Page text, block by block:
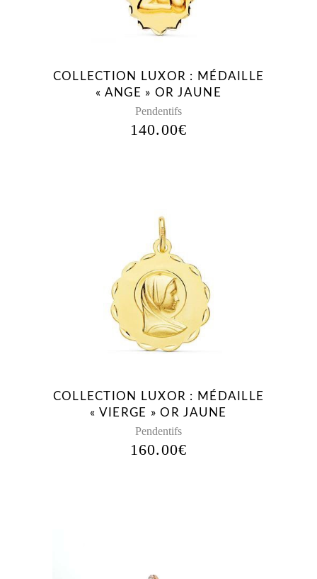
COLLECTION LUXOR : MÉDAILLE
« ANGE » OR JAUNE
Pendentifs
140.00€
COLLECTION LUXOR : MÉDAILLE
« VIERGE » OR JAUNE
Pendentifs
160.00€